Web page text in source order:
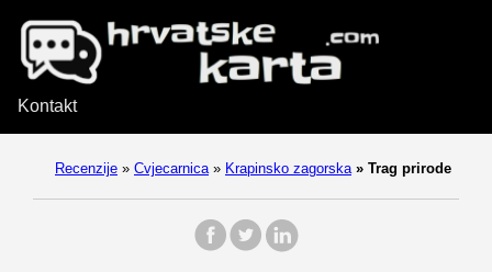
Kontakt
Recenzije » Cvjecarnica » Krapinsko zagorska » Trag prirode